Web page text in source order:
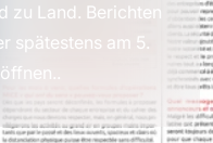
zu Land. Berichten
spätestens am 5.